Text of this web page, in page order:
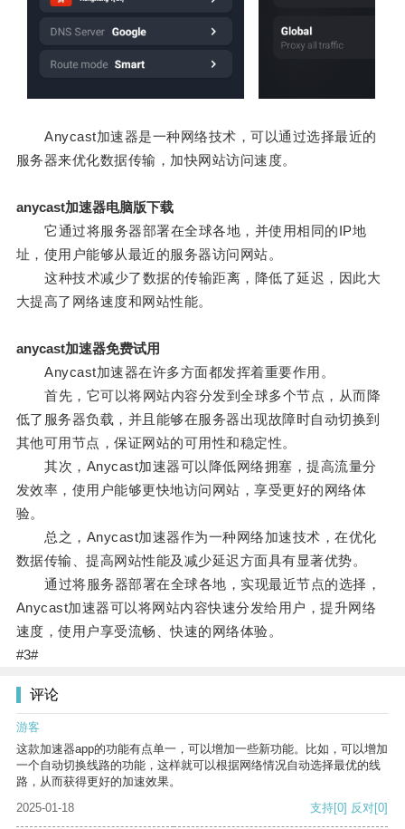
Anycast加速器是一种网络技术，可以通过选择最近的
服务器来优化数据传输，加快网站访问速度。
anycast加速器电脑版下载
它通过将服务器部署在全球各地，并使用相同的IP地
址，使用户能够从最近的服务器访问网站。
这种技术减少了数据的传输距离，降低了延迟，因此大
大提高了网络速度和网站性能。
anycast加速器免费试用
Anycast加速器在许多方面都发挥着重要作用。
首先，它可以将网站内容分发到全球多个节点，从而降
低了服务器负载，并且能够在服务器出现故障时自动切换到
其他可用节点，保证网站的可用性和稳定性。
其次，Anycast加速器可以降低网络拥塞，提高流量分
发效率，使用户能够更快地访问网站，享受更好的网络体
验。
总之，Anycast加速器作为一种网络加速技术，在优化
数据传输、提高网站性能及减少延迟方面具有显著优势。
通过将服务器部署在全球各地，实现最近节点的选择，
Anycast加速器可以将网站内容快速分发给用户，提升网络
速度，使用户享受流畅、快速的网络体验。
#3#
评论
游客
这款加速器app的功能有点单一，可以增加一些新功能。比如，可以增加
一个自动切换线路的功能，这样就可以根据网络情况自动选择最优的线
路，从而获得更好的加速效果。
2025-01-18
支持[0] 反对[0]